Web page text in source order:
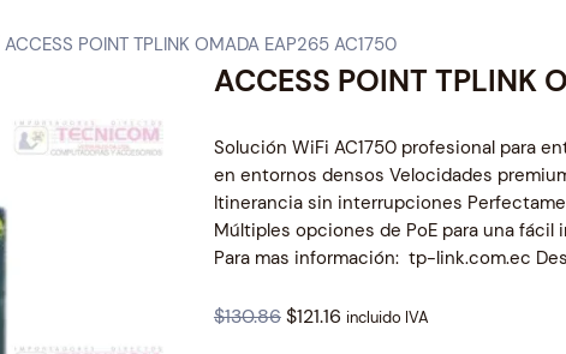
Equipos de Escritorio
Repuestos y Accesorios de
Proyección
Mainboards
Memorias RAM
y Amplificadores de Seguridad y Vigilancia
Smart Home
Televisores
Cartuchos de Tinta
Impresoras y Etiquetadoras
USB
Almacenamiento Externo
Cables de Video
Reguladores de Voltaje
para Laptop
Teclados para Laptop
Pantallas para Laptop
POINT TPLINK OMADA EAP265 AC1750
ACCESS POINT TPLINK
Solución WiFi AC1750 profesional para
en entornos densos Velocidades
Itinerancia sin interrupciones
Múltiples opciones de PoE para una
Para mas información: tp-link.com.ec
$130.86O
$121.16Cincluido IVA